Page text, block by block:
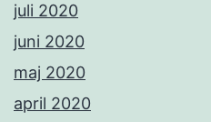
juli 2020
juni 2020
maj 2020
april 2020